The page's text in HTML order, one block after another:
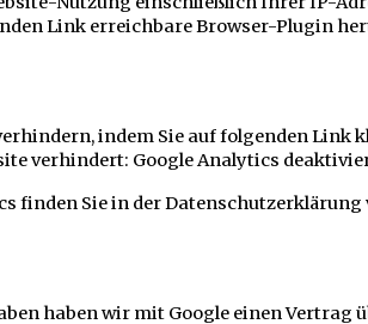
Link erreichbare Browser-Plugin
indem Sie auf folgenden Link
verhindert: Google Analytics
finden Sie in der Datenschutzerklärung
haben wir mit Google einen Vertrag